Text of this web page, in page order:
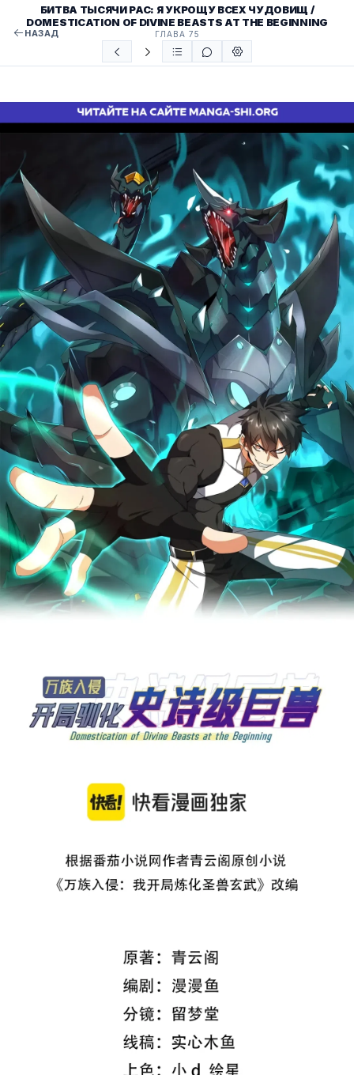
НАЗАД
БИТВА ТЫСЯЧИ РАС: Я УКРОЩУ ВСЕХ ЧУДОВИЩ /
DOMESTICATION OF DIVINE BEASTS AT THE BEGINNING
ГЛАВА 75